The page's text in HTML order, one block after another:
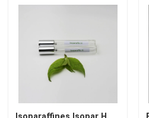
C11 12 Isoparaffin